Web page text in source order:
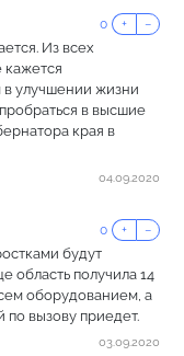
0 + −
Из всех
кажется
улучшении жизни
в высшие
края в
04.09.2020
0 + −
будут
область получила 14
оборудованием, а
по вызову приедет.
03.09.2020